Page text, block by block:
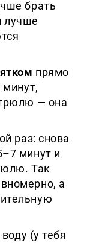
брать
лучше
прямо
минут,
— она
раз: снова
минут и
Так
а
(у тебя